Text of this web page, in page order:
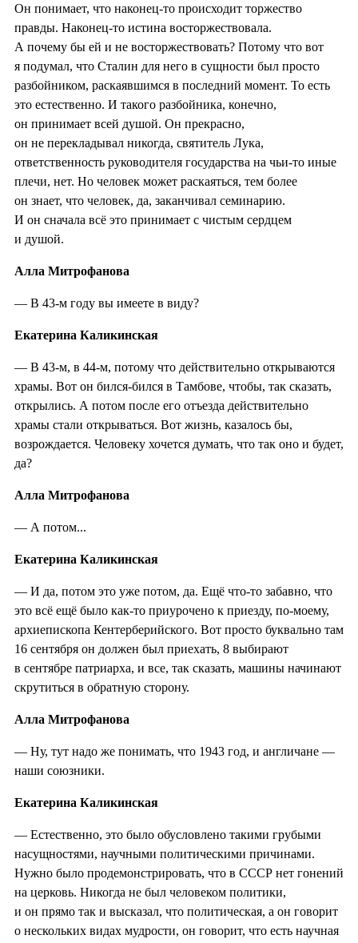
Он понимает, что наконец-то происходит торжество
правды. Наконец-то истина восторжествовала.
А почему бы ей и не восторжествовать? Потому что вот
я подумал, что Сталин для него в сущности был просто
разбойником, раскаявшимся в последний момент. То есть
это естественно. И такого разбойника, конечно,
он принимает всей душой. Он прекрасно,
он не перекладывал никогда, святитель Лука,
ответственность руководителя государства на чьи-то иные
плечи, нет. Но человек может раскаяться, тем более
он знает, что человек, да, заканчивал семинарию.
И он сначала всё это принимает с чистым сердцем
и душой.
Алла Митрофанова
— В 43-м году вы имеете в виду?
Екатерина Каликинская
— В 43-м, в 44-м, потому что действительно открываются
храмы. Вот он бился-бился в Тамбове, чтобы, так сказать,
открылись. А потом после его отъезда действительно
храмы стали открываться. Вот жизнь, казалось бы,
возрождается. Человеку хочется думать, что так оно и будет,
да?
Алла Митрофанова
— А потом...
Екатерина Каликинская
— И да, потом это уже потом, да. Ещё что-то забавно, что
это всё ещё было как-то приурочено к приезду, по-моему,
архиепископа Кентерберийского. Вот просто буквально там
16 сентября он должен был приехать, 8 выбирают
в сентябре патриарха, и все, так сказать, машины начинают
скрутиться в обратную сторону.
Алла Митрофанова
— Ну, тут надо же понимать, что 1943 год, и англичане —
наши союзники.
Екатерина Каликинская
— Естественно, это было обусловлено такими грубыми
насущностями, научными политическими причинами.
Нужно было продемонстрировать, что в СССР нет гонений
на церковь. Никогда не был человеком политики,
и он прямо так и высказал, что политическая, а он говорит
о нескольких видах мудрости, он говорит, что есть научная